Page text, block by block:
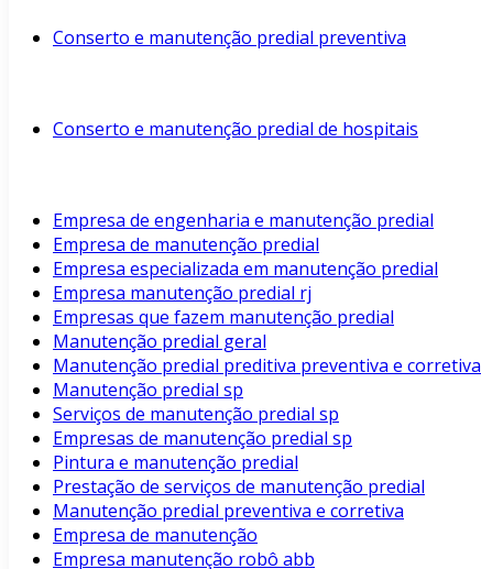
Conserto e manutenção predial preventiva
Conserto e manutenção predial de hospitais
Empresa de engenharia e manutenção predial
Empresa de manutenção predial
Empresa especializada em manutenção predial
Empresa manutenção predial rj
Empresas que fazem manutenção predial
Manutenção predial geral
Manutenção predial preditiva preventiva e corretiva
Manutenção predial sp
Serviços de manutenção predial sp
Empresas de manutenção predial sp
Pintura e manutenção predial
Prestação de serviços de manutenção predial
Manutenção predial preventiva e corretiva
Empresa de manutenção
Empresa manutenção robô abb